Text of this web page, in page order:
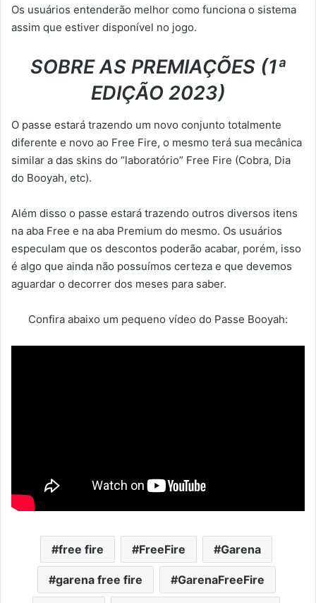
Os usuários entenderão melhor como funciona o sistema
assim que estiver disponível no jogo.
SOBRE AS PREMIAÇÕES (1ª
EDIÇÃO 2023)
O passe estará trazendo um novo conjunto totalmente
diferente e novo ao Free Fire, o mesmo terá sua mecânica
similar a das skins do “laboratório” Free Fire (Cobra, Dia
do Booyah, etc).
Além disso o passe estará trazendo outros diversos itens
na aba Free e na aba Premium do mesmo. Os usuários
especulam que os descontos poderão acabar, porém, isso
é algo que ainda não possuímos certeza e que devemos
aguardar o decorrer dos meses para saber.
Confira abaixo um pequeno vídeo do Passe Booyah:
free fire FreeFire Garena
garena free fire GarenaFreeFire